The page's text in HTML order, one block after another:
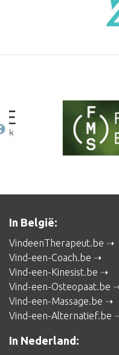
In België:
VindeenTherapeut.be
Vind-een-Coach.be
Vind-een-Kinesist.be
Vind-een-Osteopaat.be
Vind-een-Massage.be
Vind-een-Alternatief.be
In Nederland: